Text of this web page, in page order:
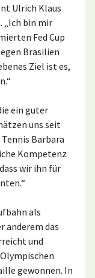
Ulrich Klaus
„Ich bin mir
Fed Cup
Brasilien
Ziel ist es,
ein guter
uns seit
Barbara
Kompetenz
wir ihn für
als
anderem das
und
gewonnen. In